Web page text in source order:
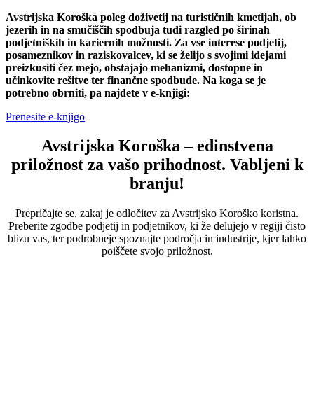
Avstrijska Koroška poleg doživetij na turističnih kmetijah, ob
jezerih in na smučiščih spodbuja tudi razgled po širinah
podjetniških in kariernih možnosti. Za vse interese podjetij,
posameznikov in raziskovalcev, ki se želijo s svojimi idejami
preizkusiti čez mejo, obstajajo mehanizmi, dostopne in
učinkovite rešitve ter finančne spodbude. Na koga se je
potrebno obrniti, pa najdete v e-knjigi:
Prenesite e-knjigo
Avstrijska Koroška – edinstvena
priložnost za vašo prihodnost. Vabljeni k
branju!
Prepričajte se, zakaj je odločitev za Avstrijsko Koroško koristna.
Preberite zgodbe podjetij in podjetnikov, ki že delujejo v regiji čisto
blizu vas, ter podrobneje spoznajte področja in industrije, kjer lahko
poiščete svojo priložnost.